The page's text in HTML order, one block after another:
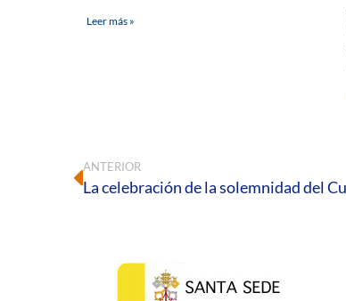
Leer más »
ANTERIOR